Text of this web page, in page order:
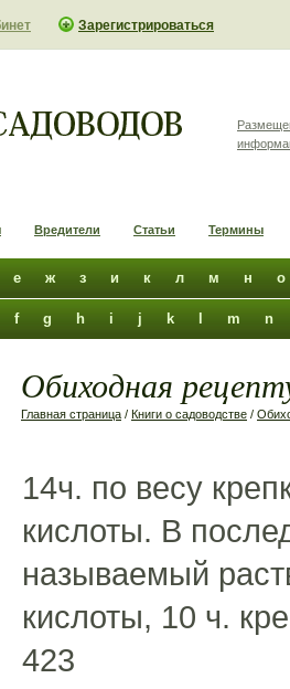
Зарегистрироваться
Вредители Статьи Термины
е ж з и к л м н о
f g h i j k m n
Обиходная
Главная страница / Книги о садоводстве /
14ч. по весу
кислоты. В
называемый
кислоты, 10 ч.
423